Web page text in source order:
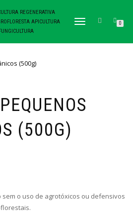
TOGGLE NAVIGATION
0
(500G)
o uso de agrotóxicos ou defensivos